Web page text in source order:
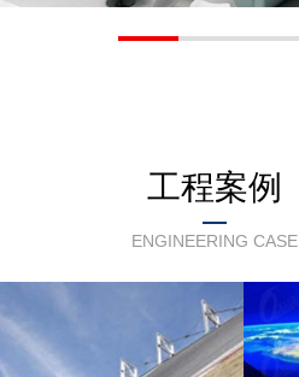
工程案例
ENGINEERING CASE